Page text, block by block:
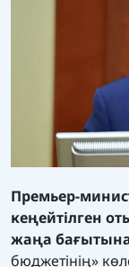
Премьер-
кеңейтілген
жаңа
бюджетінің»